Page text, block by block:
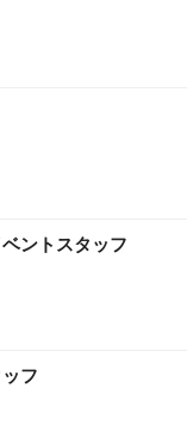
ントスタッフ
フ